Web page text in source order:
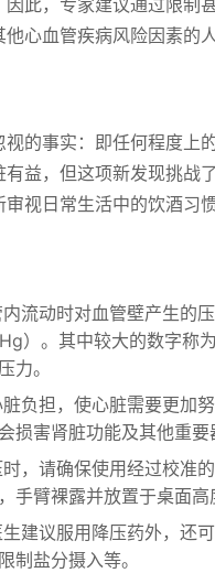
此，专家建议通过限制
心血管疾病风险因素的
的事实：即任何程度上
益，但这项新发现挑战
视日常生活中的饮酒习
流动时对血管壁产生的
）。其中较大的数字称
力。
负担，使心脏需要更加
损害肾脏功能及其他重要
，请确保使用经过校准
臂裸露并放置于桌面高
建议服用降压药外，还
制盐分摄入等。